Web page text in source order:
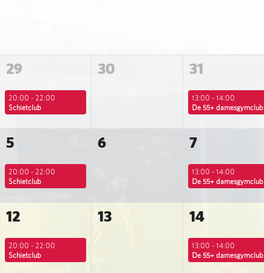
29 30 31
20:00 - 22:00
Schietclub
13:00 - 14:00
De 55+ damesgymclub
5 6 7
20:00 - 22:00
Schietclub
13:00 - 14:00
De 55+ damesgymclub
12 13 14
20:00 - 22:00
Schietclub
13:00 - 14:00
De 55+ damesgymclub